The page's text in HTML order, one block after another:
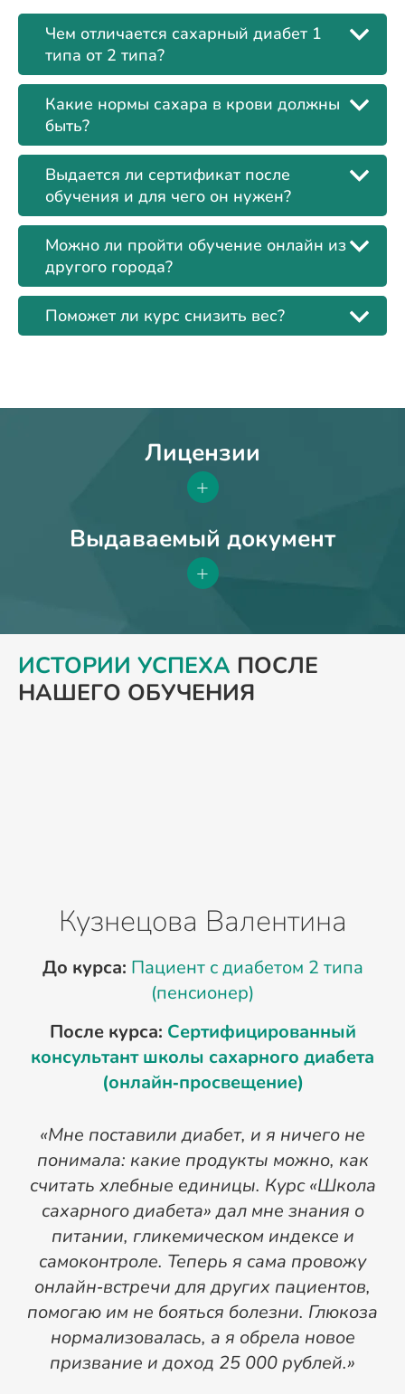
Чем отличается сахарный диабет 1
типа от 2 типа?
Какие нормы сахара в крови должны
быть?
Выдается ли сертификат после
обучения и для чего он нужен?
Можно ли пройти обучение онлайн из
другого города?
Поможет ли курс снизить вес?
Лицензии
+
Выдаваемый документ
+
ИСТОРИИ УСПЕХА ПОСЛЕ
НАШЕГО ОБУЧЕНИЯ
Кузнецова Валентина
До курса: Пациент с диабетом 2 типа
(пенсионер)
После курса: Сертифицированный
консультант школы сахарного диабета
(онлайн‑просвещение)
«Мне поставили диабет, и я ничего не
понимала: какие продукты можно, как
считать хлебные единицы. Курс «Школа
сахарного диабета» дал мне знания о
питании, гликемическом индексе и
самоконтроле. Теперь я сама провожу
онлайн‑встречи для других пациентов,
помогаю им не бояться болезни. Глюкоза
нормализовалась, а я обрела новое
призвание и доход 25 000 рублей.»